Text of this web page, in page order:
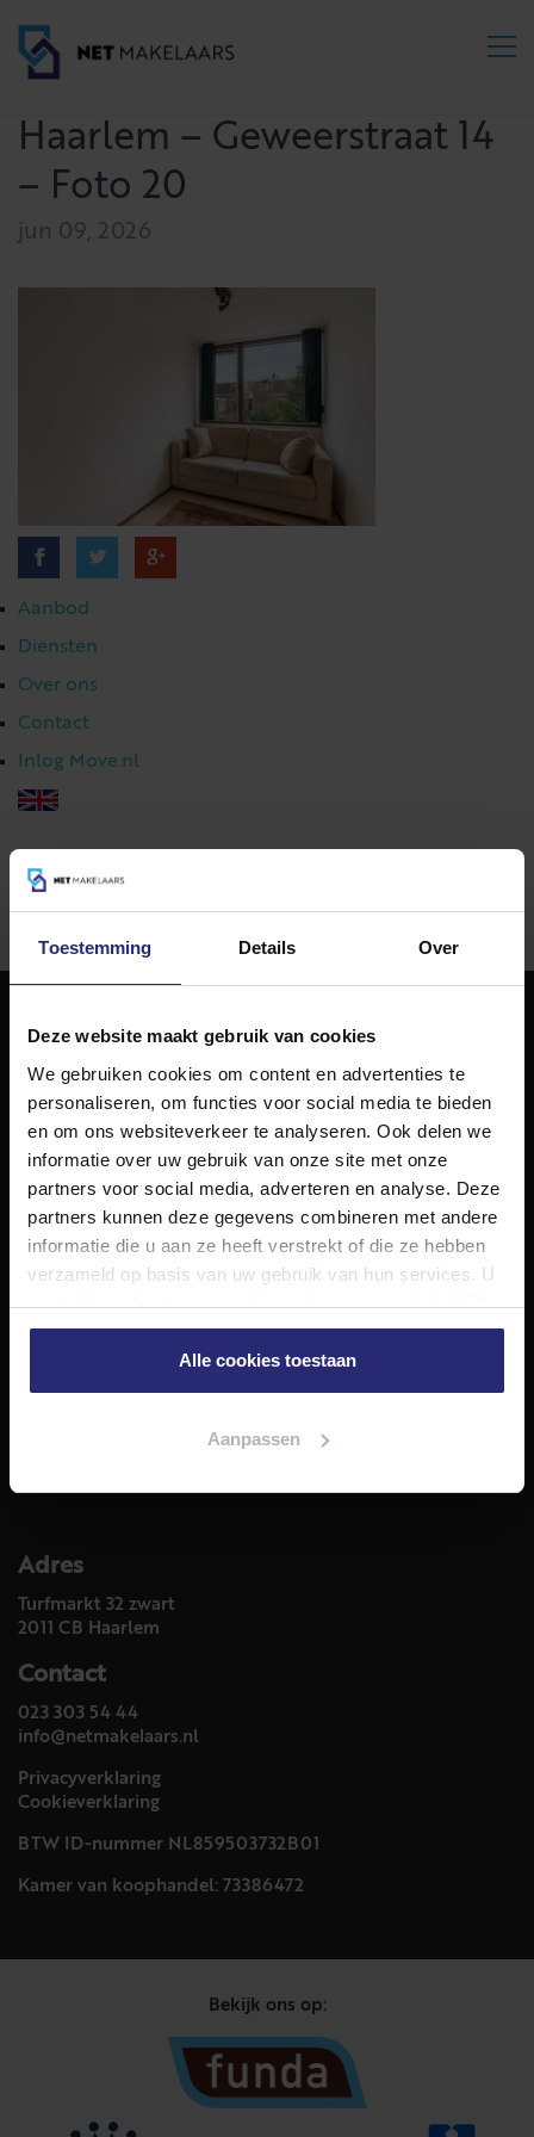
Toestemming Details Over
Deze website maakt gebruik van cookies
We gebruiken cookies om content en advertenties te
personaliseren, om functies voor social media te bieden
en om ons websiteverkeer te analyseren. Ook delen we
informatie over uw gebruik van onze site met onze
partners voor social media, adverteren en analyse. Deze
partners kunnen deze gegevens combineren met andere
informatie die u aan ze heeft verstrekt of die ze hebben
verzameld op basis van uw gebruik van hun services. U
gaat akkoord met onze cookies als u onze website blijft
gebruiken.
Alle cookies toestaan
Aanpassen
Haarlem – Geweerstraat 14
– Foto 20
jun 09, 2026
Aanbod
Diensten
Over ons
Contact
Inlog Move.nl
023 303 54 44
NET Makelaars
NET Makelaars is een modern makelaarskantoor met
decennialange ervaring in het vak en diepgaande kennis
van de huizenmarkt in Haarlem en omstreken.
Volg ons op
Diensten
Aankoop
Meer informatie over
Adres
Turfmarkt 32 zwart
2011 CB Haarlem
Contact
023 303 54 44
info@netmakelaars.nl
Privacyverklaring
Cookieverklaring
BTW ID-nummer NL859503732B01
Kamer van koophandel: 73386472
Bekijk ons op: